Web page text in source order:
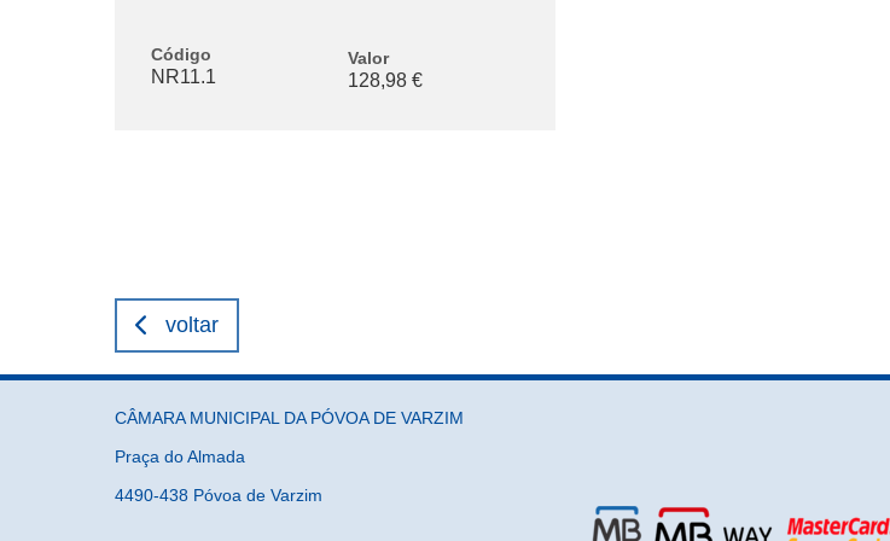
Código
NR11.1
Valor
128,98 €
voltar
CÂMARA MUNICIPAL DA PÓVOA DE VARZIM
Praça do Almada
4490-438 Póvoa de Varzim